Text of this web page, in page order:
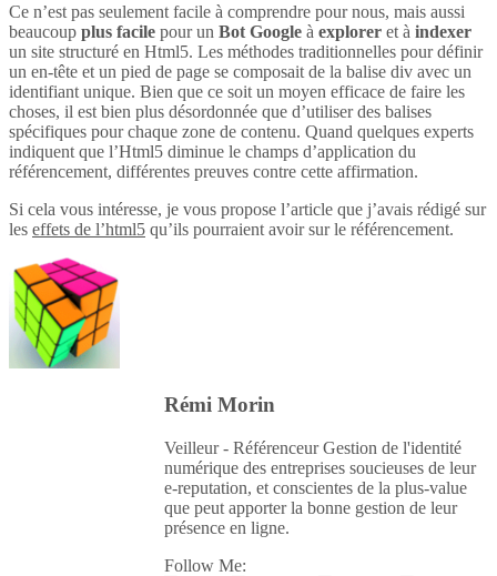
Ce n’est pas seulement facile à comprendre pour nous, mais aussi
beaucoup plus facile pour un Bot Google à explorer et à indexer
un site structuré en Html5. Les méthodes traditionnelles pour définir
un en-tête et un pied de page se composait de la balise div avec un
identifiant unique. Bien que ce soit un moyen efficace de faire les
choses, il est bien plus désordonnée que d’utiliser des balises
spécifiques pour chaque zone de contenu. Quand quelques experts
indiquent que l’Html5 diminue le champs d’application du
référencement, différentes preuves contre cette affirmation.
Si cela vous intéresse, je vous propose l’article que j’avais rédigé sur
les effets de l’html5 qu’ils pourraient avoir sur le référencement.
Rémi Morin
Veilleur - Référenceur Gestion de l'identité
numérique des entreprises soucieuses de leur
e-reputation, et conscientes de la plus-value
que peut apporter la bonne gestion de leur
présence en ligne.
Follow Me: